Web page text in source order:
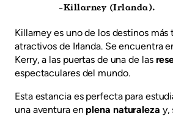
-Killarney (Irlanda).
Killarney es uno de los destinos más
atractivos de Irlanda. Se encuentra
Kerry, a las puertas de una de las
espectaculares del mundo.
Esta estancia es perfecta para
una aventura en plena naturaleza y,